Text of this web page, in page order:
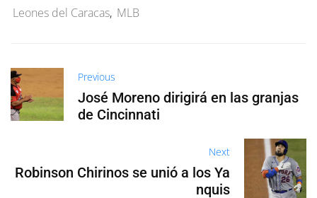
Leones del Caracas, MLB
Previous
José Moreno dirigirá en las granjas
de Cincinnati
Next
Robinson Chirinos se unió a los Ya
nquis